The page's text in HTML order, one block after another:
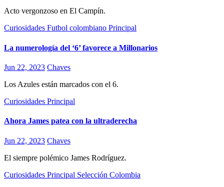
Acto vergonzoso en El Campín.
Curiosidades Futbol colombiano Principal
La numerología del ‘6’ favorece a Millonarios
Jun 22, 2023 Chaves
Los Azules están marcados con el 6.
Curiosidades Principal
Ahora James patea con la ultraderecha
Jun 22, 2023 Chaves
El siempre polémico James Rodríguez.
Curiosidades Principal Selección Colombia